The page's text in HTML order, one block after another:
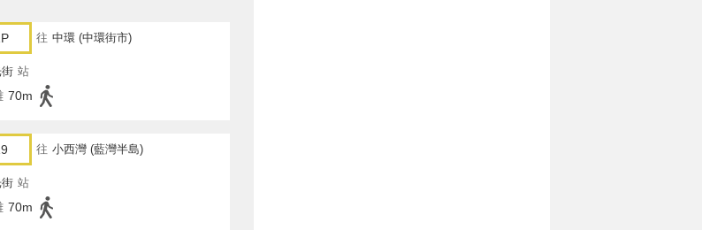
往 中環 (中環街市)
站
70m
往 小西灣 (藍灣半島)
站
70m